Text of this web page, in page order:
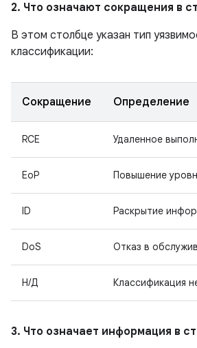
2. Что означают сокращения в
В этом столбце указан тип
классификации:
Сокращение Определение
RCE Удаленное
EoP Повышение
ID Раскрытие
DoS Отказ в
Н/Д Классификация
3. Что означает информация в